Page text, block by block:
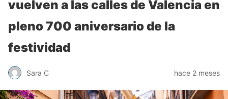
vuelven a las calles de Valencia en
pleno 700 aniversario de la
festividad
Sara C hace 2 meses